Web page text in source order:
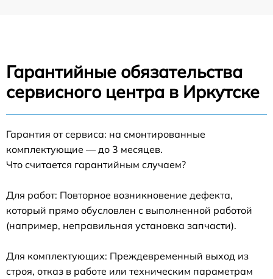
Гарантийные обязательства
сервисного центра в Иркутске
Гарантия от сервиса: на смонтированные
комплектующие — до 3 месяцев.
Что считается гарантийным случаем?
Для работ: Повторное возникновение дефекта,
который прямо обусловлен с выполненной работой
(например, неправильная установка запчасти).
Для комплектующих: Преждевременный выход из
строя, отказ в работе или техническим параметрам